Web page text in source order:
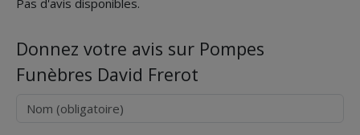
Pas d'avis disponibles.
Donnez votre avis sur Pompes
Funèbres David Frerot
Nom